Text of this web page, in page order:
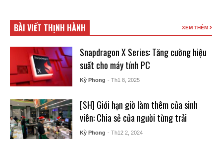
BÀI VIẾT THỊNH HÀNH XEM THÊM
Snapdragon X Series: Tăng cường hiệu
suất cho máy tính PC
Kỳ Phong - Th1 8, 2025
[SH] Giới hạn giờ làm thêm của sinh
viên: Chia sẻ của người từng trải
Kỳ Phong - Th12 2, 2024